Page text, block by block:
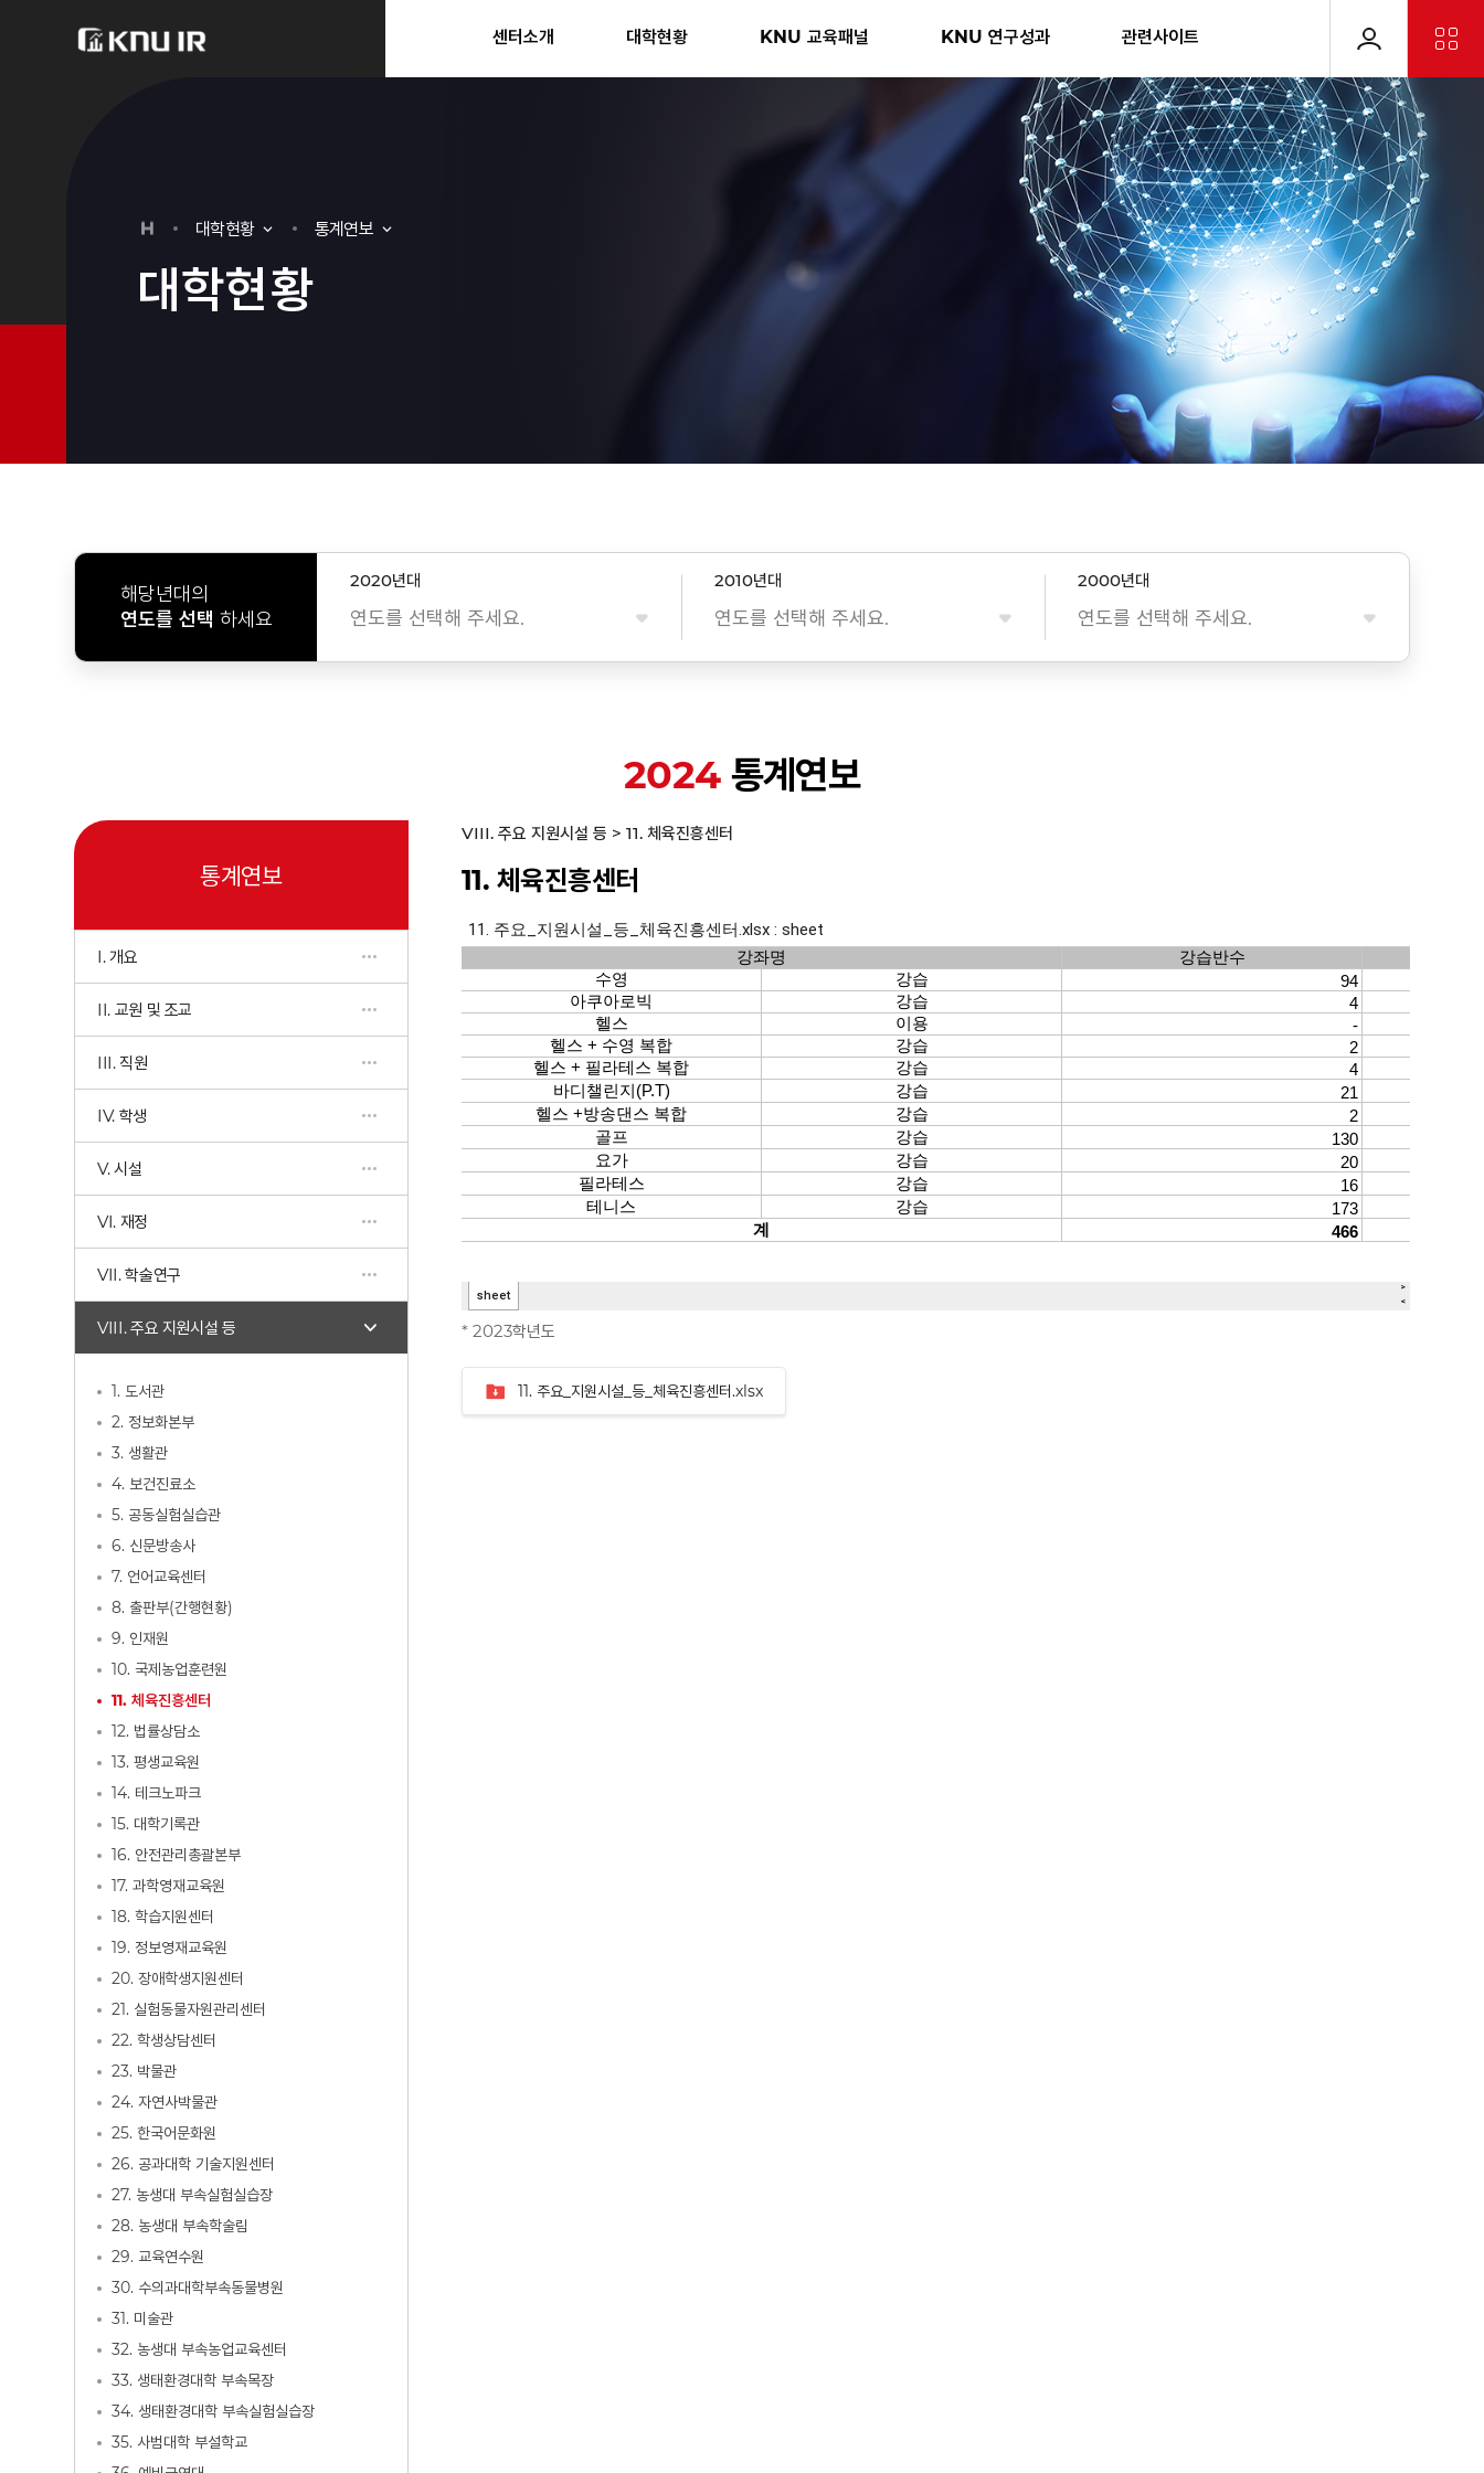
센터소개 대학현황 KNU 교육패널 KNU 연구성과 관련사이트
대학현황 통계연보
대학현황
해당년대의
연도를 선택 하세요
2020년대
연도를 선택해 주세요.
2010년대
연도를 선택해 주세요.
2000년대
연도를 선택해 주세요.
2024통계연보
통계연보
I. 개요
II. 교원 및 조교
III. 직원
IV. 학생
V. 시설
VI. 재정
VII. 학술연구
VIII. 주요 지원시설 등
1. 도서관
2. 정보화본부
3. 생활관
4. 보건진료소
5. 공동실험실습관
6. 신문방송사
7. 언어교육센터
8. 출판부(간행현황)
9. 인재원
10. 국제농업훈련원
11. 체육진흥센터
12. 법률상담소
13. 평생교육원
14. 테크노파크
15. 대학기록관
16. 안전관리총괄본부
17. 과학영재교육원
18. 학습지원센터
19. 정보영재교육원
20. 장애학생지원센터
21. 실험동물자원관리센터
22. 학생상담센터
23. 박물관
24. 자연사박물관
25. 한국어문화원
26. 공과대학 기술지원센터
27. 농생대 부속실험실습장
28. 농생대 부속학술림
29. 교육연수원
30. 수의과대학부속동물병원
31. 미술관
32. 농생대 부속농업교육센터
33. 생태환경대학 부속목장
34. 생태환경대학 부속실험실습장
35. 사범대학 부설학교
VIII. 주요 지원시설 등 > 11. 체육진흥센터
11. 체육진흥센터
* 2023학년도
11. 주요_지원시설_등_체육진흥센터.xlsx